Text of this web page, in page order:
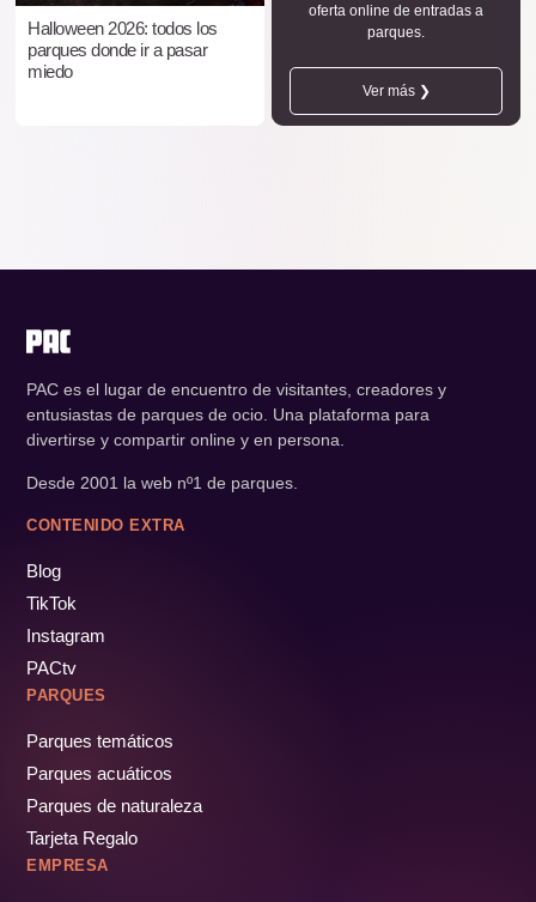
Halloween 2026: todos los
parques donde ir a pasar
miedo
oferta online de entradas a
parques.
Ver más ❯
PAC es el lugar de encuentro de visitantes, creadores y
entusiastas de parques de ocio. Una plataforma para
divertirse y compartir online y en persona.
Desde 2001 la web nº1 de parques.
CONTENIDO EXTRA
Blog
TikTok
Instagram
PACtv
PARQUES
Parques temáticos
Parques acuáticos
Parques de naturaleza
Tarjeta Regalo
EMPRESA